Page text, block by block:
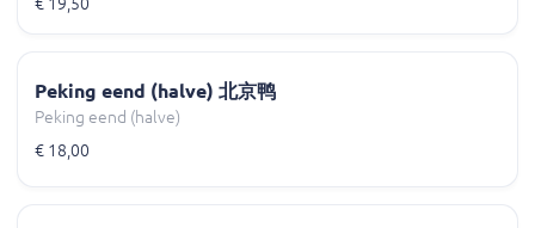
€ 19,50
Peking eend (halve) 北京鸭
Peking eend (halve)
€ 18,00